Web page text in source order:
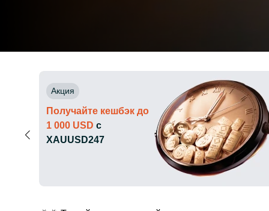
Акция
Получайте кешбэк до
1 000 USD с
XAUUSD247